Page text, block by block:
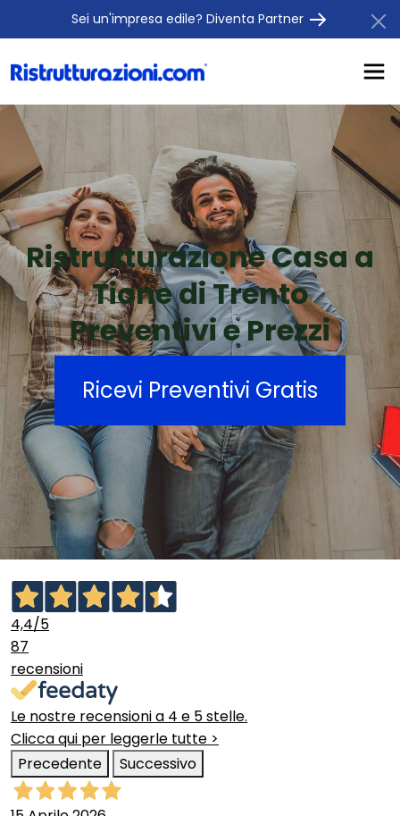
Sei un'impresa edile? Diventa Partner
Ristrutturazione Casa a
Tione di Trento
Preventivi e Prezzi
Ricevi Preventivi Gratis
4,4/5
87
recensioni
Le nostre recensioni a 4 e 5 stelle.
Clicca qui per leggerle tutte >
Precedente
Successivo